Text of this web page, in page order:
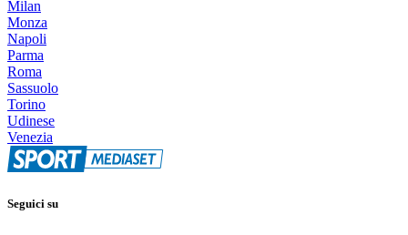
Milan
Monza
Napoli
Parma
Roma
Sassuolo
Torino
Udinese
Venezia
Seguici su